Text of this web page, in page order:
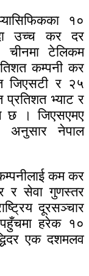
१०
उच्च कर दर
टेलिकम
कम्पनी कर
जिएसटी र २५
प्रतिशत भ्याट र
छ । जिएसएमए
अनुसार नेपाल
कम कर
र सेवा गुणस्तर
दूरसञ्चार
हरेक १०
एक दशमलव